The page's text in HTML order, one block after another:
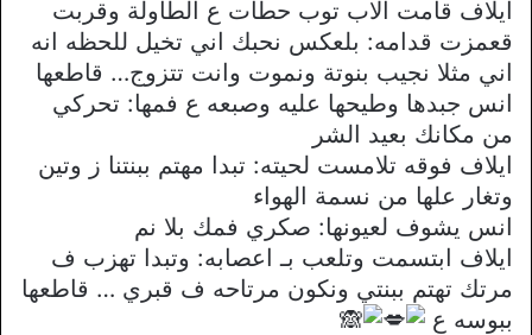
ايلاف قامت الاب توب حطات ع الطاولة وقربت
قعمزت قدامه: بلعكس نحبك اني تخيل للحظه انه
اني مثلا نجيب بنوتة ونموت وانت تتزوج… قاطعها
انس جبدها وطيحها عليه وصبعه ع فمها: تحركي
من مكانك بعيد الشر
ايلاف فوقه تلامست لحيته: تبدا مهتم ببنتنا ز وتين
وتغار علها من نسمة الهواء
انس يشوف لعيونها: صكري فمك بلا نم
ايلاف ابتسمت وتلعب بـ اعصابه: وتبدا تهزب ف
مرتك تهتم ببنتي ونكون مرتاحه ف قبري … قاطعها
ببوسه ع